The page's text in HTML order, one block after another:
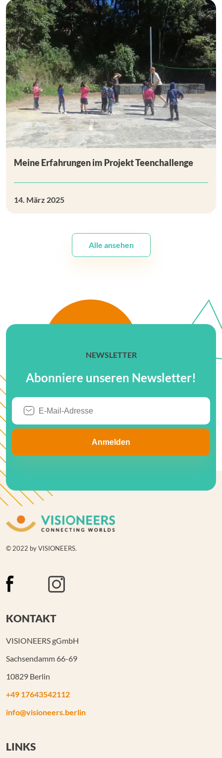
Meine Erfahrungen im Projekt Teenchallenge
14. März 2025
Alle ansehen
NEWSLETTER
Abonniere unseren Newsletter!
© 2022 by VISIONEERS.
KONTAKT
VISIONEERS gGmbH
Sachsendamm 66-69
10829 Berlin
+49 17643542112
info@visioneers.berlin
LINKS